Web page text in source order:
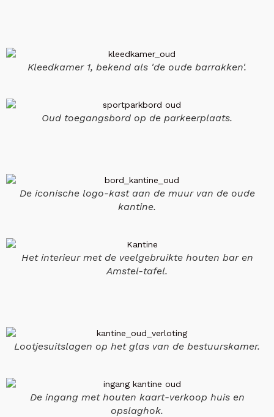
Kleedkamer 1, bekend als 'de oude barrakken'.
Oud toegangsbord op de parkeerplaats.
De iconische logo-kast aan de muur van de oude
kantine.
Het interieur met de veelgebruikte houten bar en
Amstel-tafel.
Lootjesuitslagen op het glas van de bestuurskamer.
De ingang met houten kaart-verkoop huis en
opslaghok.